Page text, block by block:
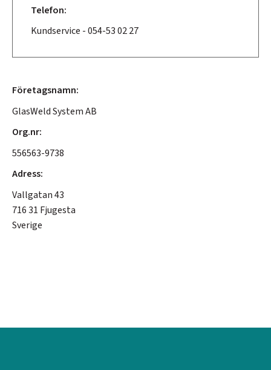
Telefon:
Kundservice - 054-53 02 27
Företagsnamn:
GlasWeld System AB
Org.nr:
556563-9738
Adress:
Vallgatan 43
716 31 Fjugesta
Sverige